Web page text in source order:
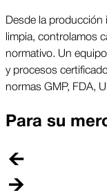
Desde la producción
limpia, controlamos
normativo. Un
y procesos
normas GMP, FDA,
Para su